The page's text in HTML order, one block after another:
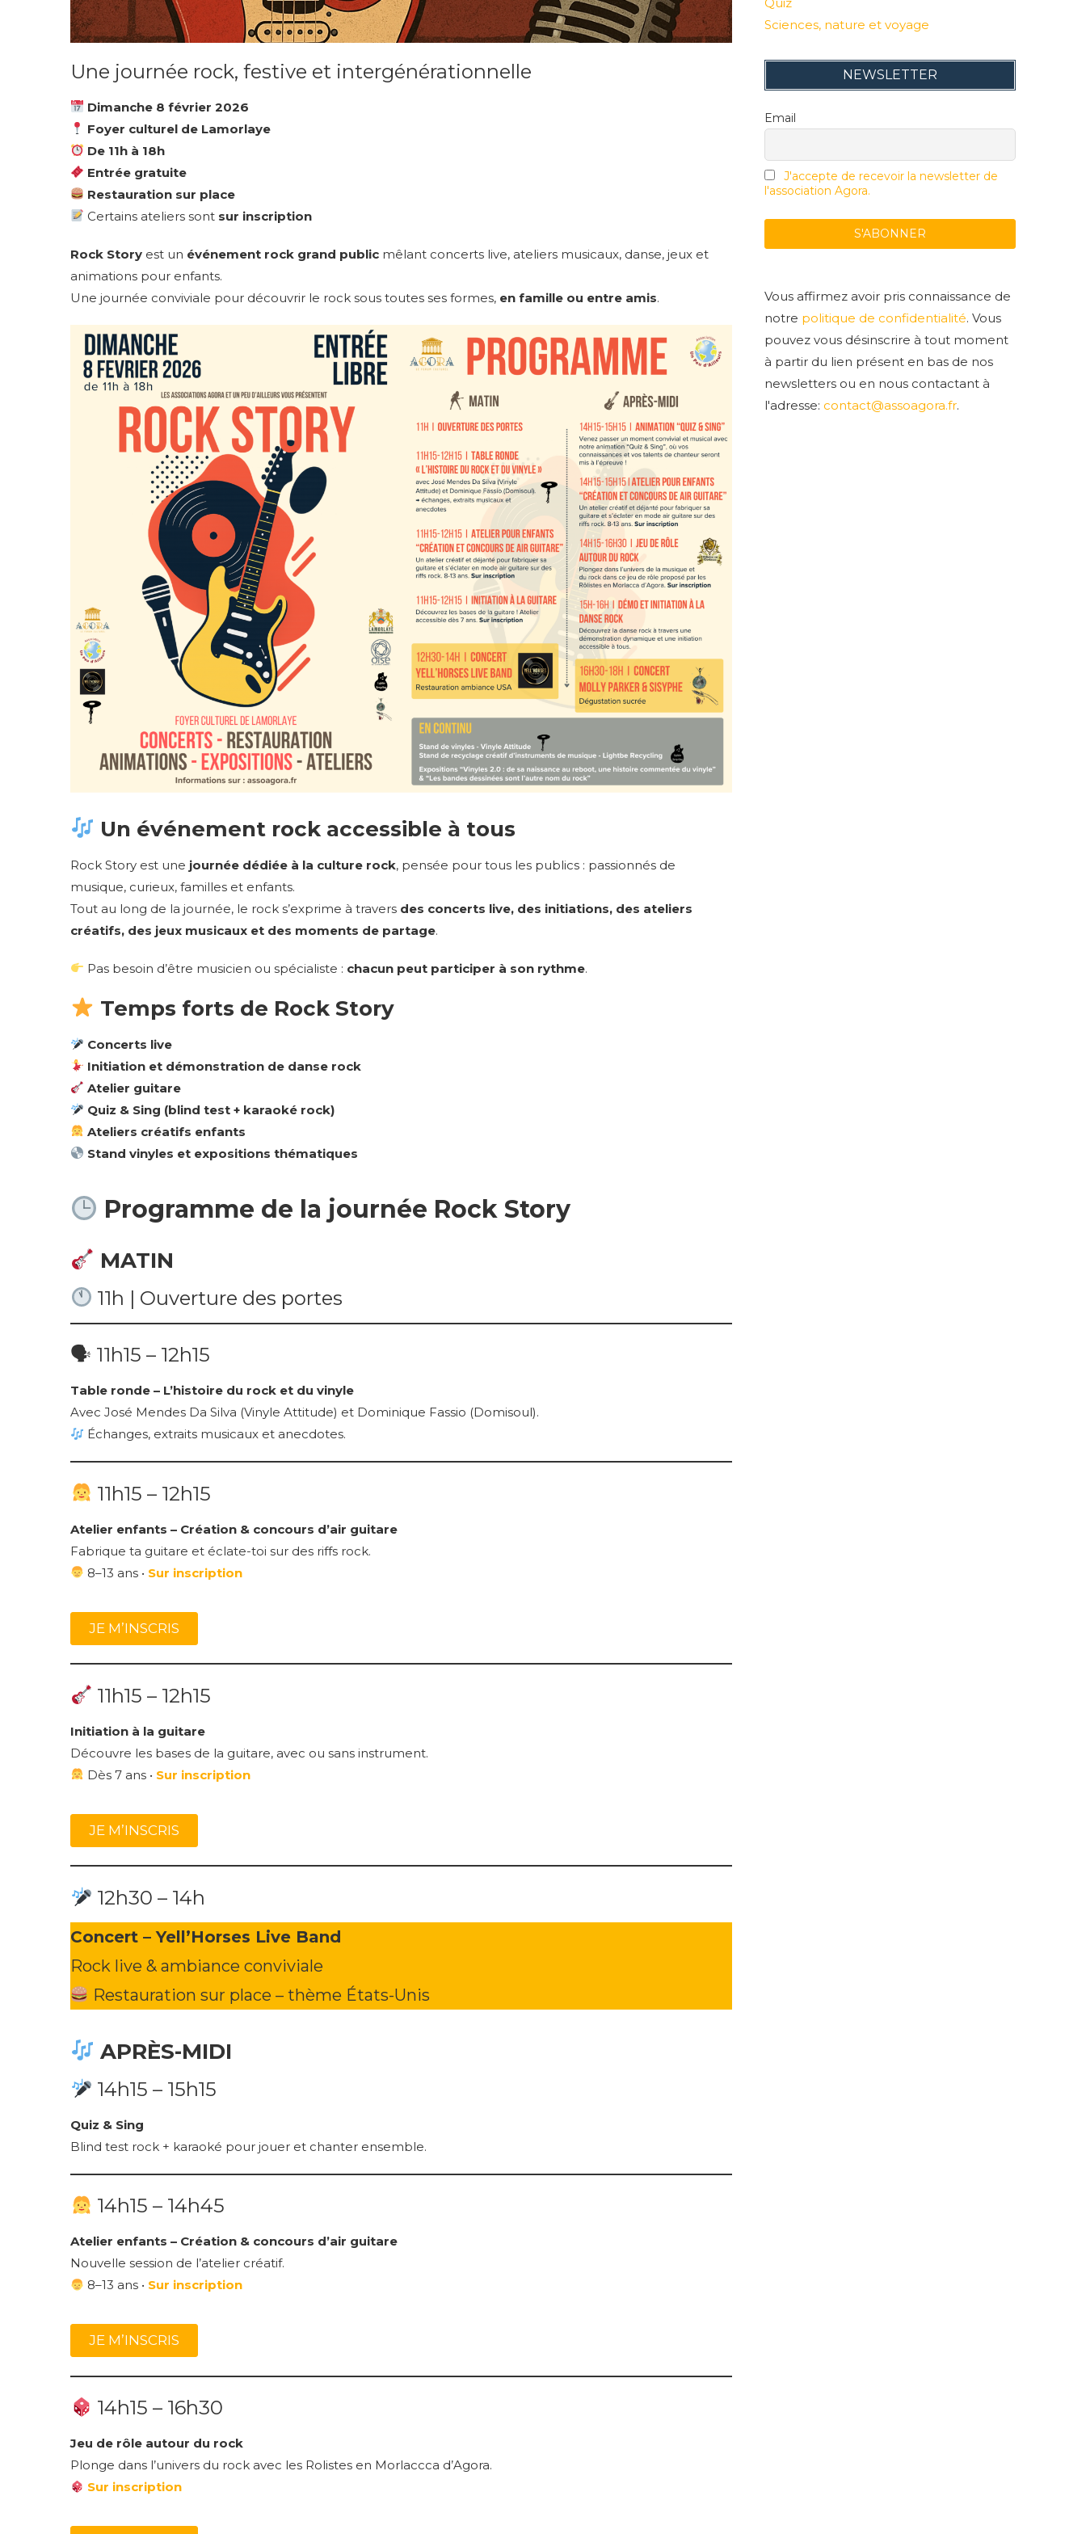
Une journée rock, festive et intergénérationnelle
Dimanche 8 février 2026
Foyer culturel de Lamorlaye
De 11h à 18h
Entrée gratuite
Restauration sur place
Certains ateliers sont sur inscription
Rock Story est un événement rock grand public mêlant concerts live, ateliers musicaux, danse, jeux et
animations pour enfants.
Une journée conviviale pour découvrir le rock sous toutes ses formes, en famille ou entre amis.
Un événement rock accessible à tous
Rock Story est une journée dédiée à la culture rock, pensée pour tous les publics : passionnés de
musique, curieux, familles et enfants.
Tout au long de la journée, le rock s’exprime à travers des concerts live, des initiations, des ateliers
créatifs, des jeux musicaux et des moments de partage.
Pas besoin d’être musicien ou spécialiste : chacun peut participer à son rythme.
Temps forts de Rock Story
Concerts live
Initiation et démonstration de danse rock
Atelier guitare
Quiz & Sing (blind test + karaoké rock)
Ateliers créatifs enfants
Stand vinyles et expositions thématiques
Programme de la journée Rock Story
MATIN
11h | Ouverture des portes
🗣 11h15 – 12h15
Table ronde – L’histoire du rock et du vinyle
Avec José Mendes Da Silva (Vinyle Attitude) et Dominique Fassio (Domisoul).
Échanges, extraits musicaux et anecdotes.
11h15 – 12h15
Atelier enfants – Création & concours d’air guitare
Fabrique ta guitare et éclate-toi sur des riffs rock.
8–13 ans • Sur inscription
JE M’INSCRIS
11h15 – 12h15
Initiation à la guitare
Découvre les bases de la guitare, avec ou sans instrument.
Dès 7 ans • Sur inscription
JE M’INSCRIS
12h30 – 14h
Concert – Yell’Horses Live Band
Rock live & ambiance conviviale
Restauration sur place – thème États-Unis
APRÈS-MIDI
14h15 – 15h15
Quiz & Sing
Blind test rock + karaoké pour jouer et chanter ensemble.
14h15 – 14h45
Atelier enfants – Création & concours d’air guitare
Nouvelle session de l’atelier créatif.
8–13 ans • Sur inscription
JE M’INSCRIS
14h15 – 16h30
Jeu de rôle autour du rock
Plonge dans l’univers du rock avec les Rolistes en Morlaccca d’Agora.
Sur inscription
Sciences, nature et voyage
NEWSLETTER
Email
J'accepte de recevoir la newsletter de
l'association Agora.
Vous affirmez avoir pris connaissance de
notre politique de confidentialité. Vous
pouvez vous désinscrire à tout moment
à partir du lien présent en bas de nos
newsletters ou en nous contactant à
l'adresse: contact@assoagora.fr.